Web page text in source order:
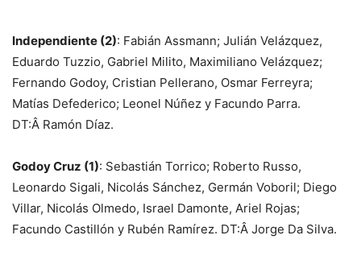
Independiente (2): Fabián Assmann; Julián Velázquez,
Eduardo Tuzzio, Gabriel Milito, Maximiliano Velázquez;
Fernando Godoy, Cristian Pellerano, Osmar Ferreyra;
Matías Defederico; Leonel Núñez y Facundo Parra.
DT:Â Ramón Díaz.
Godoy Cruz (1): Sebastián Torrico; Roberto Russo,
Leonardo Sigali, Nicolás Sánchez, Germán Voboril; Diego
Villar, Nicolás Olmedo, Israel Damonte, Ariel Rojas;
Facundo Castillón y Rubén Ramírez. DT:Â Jorge Da Silva.